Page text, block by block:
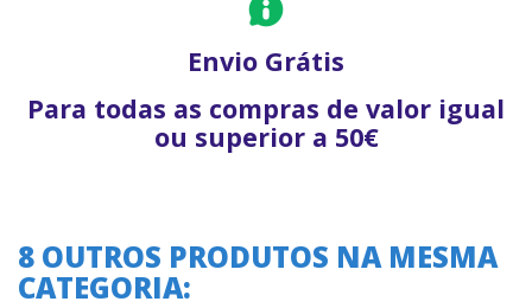
Envio Grátis
Para todas as compras de valor igual
ou superior a 50€
8 OUTROS PRODUTOS NA MESMA
CATEGORIA:
A oferta termina em:
A oferta termina em: